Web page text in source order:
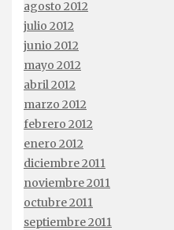
agosto 2012
julio 2012
junio 2012
mayo 2012
abril 2012
marzo 2012
febrero 2012
enero 2012
diciembre 2011
noviembre 2011
octubre 2011
septiembre 2011